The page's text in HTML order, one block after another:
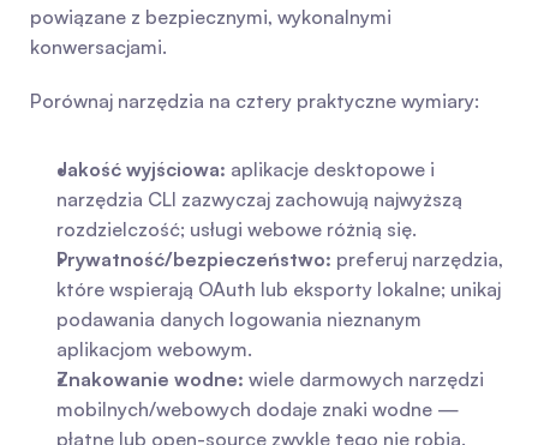
powiązane z bezpiecznymi, wykonalnymi
konwersacjami.
Porównaj narzędzia na cztery praktyczne wymiary:
Jakość wyjściowa: aplikacje desktopowe i
narzędzia CLI zazwyczaj zachowują najwyższą
rozdzielczość; usługi webowe różnią się.
Prywatność/bezpieczeństwo: preferuj narzędzia,
które wspierają OAuth lub eksporty lokalne; unikaj
podawania danych logowania nieznanym
aplikacjom webowym.
Znakowanie wodne: wiele darmowych narzędzi
mobilnych/webowych dodaje znaki wodne —
płatne lub open-source zwykle tego nie robią.